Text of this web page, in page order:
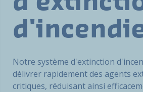
Notre système d'extinction
délivrer rapidement des agents
critiques, réduisant ainsi